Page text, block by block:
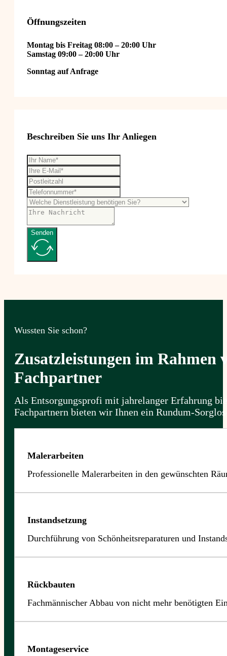
Öffnungszeiten
Montag bis Freitag 08:00 – 20:00 Uhr
Samstag 09:00 – 20:00 Uhr
Sonntag auf Anfrage
Beschreiben Sie uns Ihr Anliegen
Senden
Wussten Sie schon?
Zusatzleistungen im
Fachpartner
Als Entsorgungsprofi mit jahrelanger Erfahrung
Fachpartnern bieten wir Ihnen ein Rundum-
Malerarbeiten
Professionelle Malerarbeiten in den gewünschten
Instandsetzung
Durchführung von Schönheitsreparaturen und
Rückbauten
Fachmännischer Abbau von nicht mehr benötigten
Montageservice